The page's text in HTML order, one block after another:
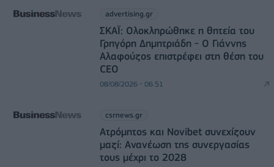
advertising.gr
ΣΚΑΪ: Ολοκληρώθηκε η θητεία του
Γρηγόρη Δημητριάδη - Ο Γιάννης
Αλαφούζος επιστρέφει στη θέση του
CEO
08/08/2026 - 06:51
csrnews.gr
Ατρόμητος και Novibet συνεχίζουν
μαζί: Ανανέωση της συνεργασίας
τους μέχρι το 2028